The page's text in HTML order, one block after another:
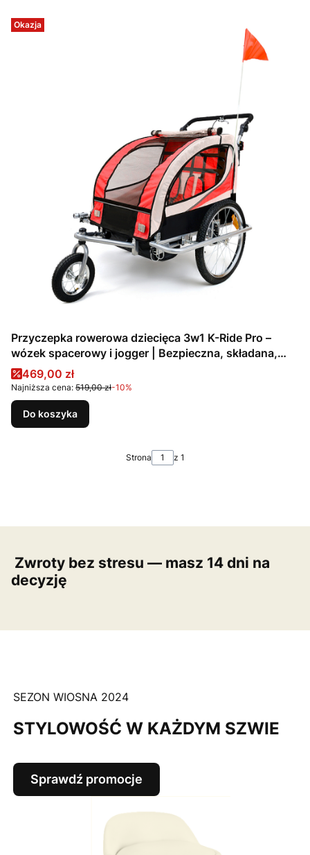
Okazja
Przyczepka rowerowa dziecięca 3w1 K-Ride Pro –
wózek spacerowy i jogger | Bezpieczna, składana,
terenowa
Cena promocyjna
469,00 zł
Najniższa cena: 519,00 zł-10%
Do koszyka
Strona z 1
Zwroty bez stresu — masz 14 dni na
decyzję
SEZON WIOSNA 2024
STYLOWOŚĆ W KAŻDYM SZWIE
Sprawdź promocje